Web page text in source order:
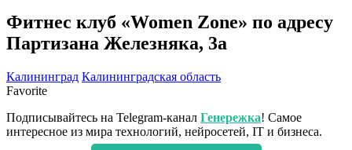
Фитнес клуб «Women Zone» по адресу
Партизана Железняка, 3а
Калининград Калининградская область
Favorite
Подписывайтесь на Telegram-канал Генережка! Самое
интересное из мира технологий, нейросетей, IT и бизнеса.